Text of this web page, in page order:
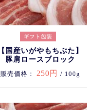
【国産いがやもちぶた】
豚肩ロースブロック
販売価格： 250円 / 100g